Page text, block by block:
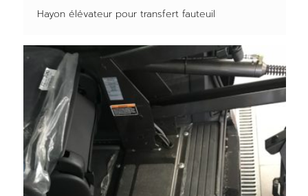
Hayon élévateur pour transfert fauteuil